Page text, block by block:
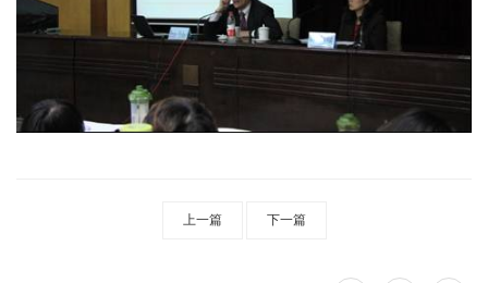
上一篇 下一篇